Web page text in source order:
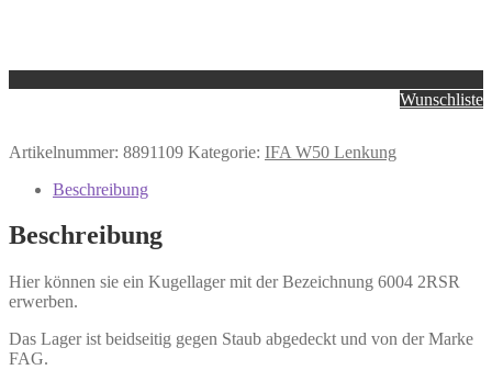
Wunschliste
Artikelnummer: 8891109 Kategorie: IFA W50 Lenkung
Beschreibung
Beschreibung
Hier können sie ein Kugellager mit der Bezeichnung 6004 2RSR
erwerben.
Das Lager ist beidseitig gegen Staub abgedeckt und von der Marke
FAG.